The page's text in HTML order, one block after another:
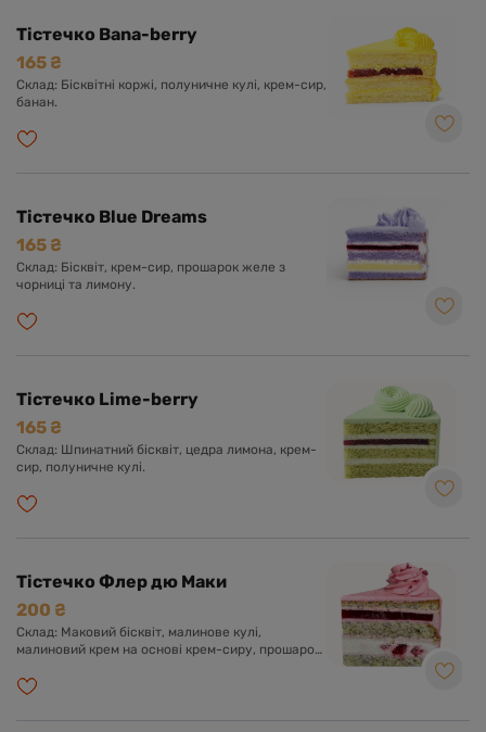
Тістечко Bana-berry
165 ₴
Склад: Бісквітні коржі, полуничне кулі, крем-сир,
банан.
Тістечко Blue Dreams
165 ₴
Склад: Бісквіт, крем-сир, прошарок желе з
чорниці та лимону.
Тістечко Lime-berry
165 ₴
Склад: Шпинатний бісквіт, цедра лимона, крем-
сир, полуничне кулі.
Тістечко Флер дю Маки
200 ₴
Склад: Маковий бісквіт, малинове кулі,
малиновий крем на основі крем-сиру, прошарок